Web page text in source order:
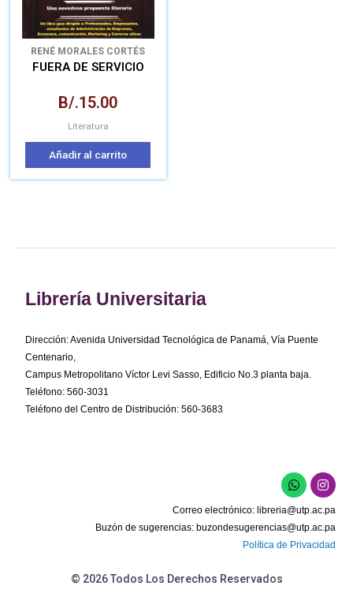
RENÉ MORALES CORTÉS
FUERA DE SERVICIO
B/.15.00
Literatura
Añadir al carrito
Librería Universitaria
Dirección: Avenida Universidad Tecnológica de Panamá, Vía Puente
Centenario,
Campus Metropolitano Víctor Levi Sasso, Edificio No.3 planta baja.
Teléfono: 560-3031
Teléfono del Centro de Distribución: 560-3683
W
h
a
t
s
a
p
I
n
s
t
a
g
r
Correo electrónico: libreria@utp.ac.pa
Buzón de sugerencias: buzondesugerencias@utp.ac.pa
Política de Privacidad
© 2026 Todos Los Derechos Reservados